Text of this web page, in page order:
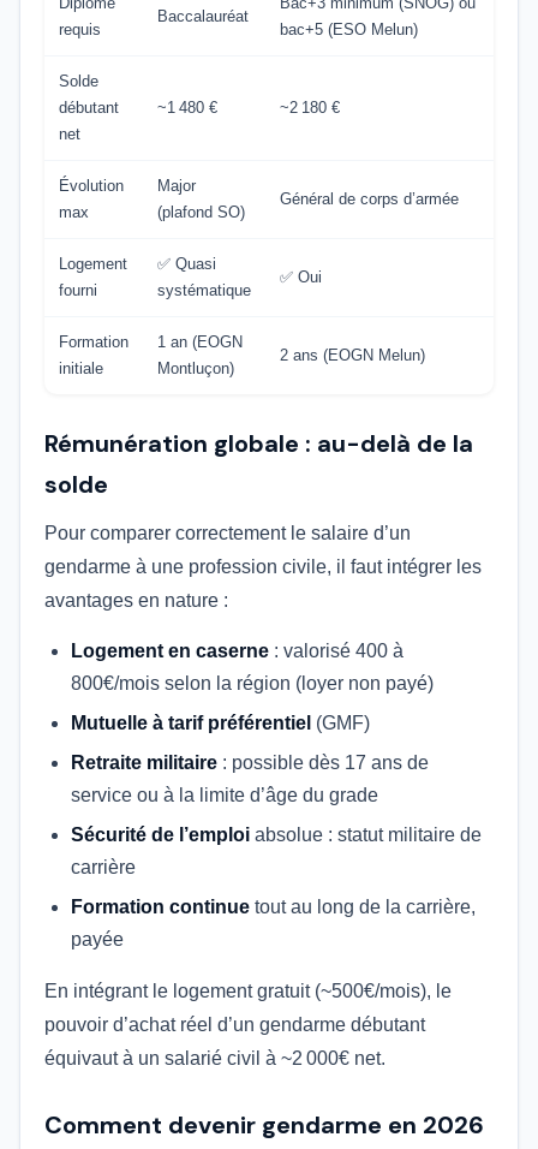
requis
Baccalauréat
bac+5 (ESO Melun)
Solde
débutant
net
~1 480 € ~2 180 €
Évolution
max
Major
(plafond SO)
Général de corps d’armée
Logement
fourni
✅ Quasi
systématique
✅ Oui
Formation
initiale
1 an (EOGN
Montluçon)
2 ans (EOGN Melun)
Rémunération globale : au-delà de la
solde
Pour comparer correctement le salaire d’un
gendarme à une profession civile, il faut intégrer les
avantages en nature :
Logement en caserne : valorisé 400 à
800€/mois selon la région (loyer non payé)
Mutuelle à tarif préférentiel (GMF)
Retraite militaire : possible dès 17 ans de
service ou à la limite d’âge du grade
Sécurité de l’emploi absolue : statut militaire de
carrière
Formation continue tout au long de la carrière,
payée
En intégrant le logement gratuit (~500€/mois), le
pouvoir d’achat réel d’un gendarme débutant
équivaut à un salarié civil à ~2 000€ net.
Comment devenir gendarme en 2026